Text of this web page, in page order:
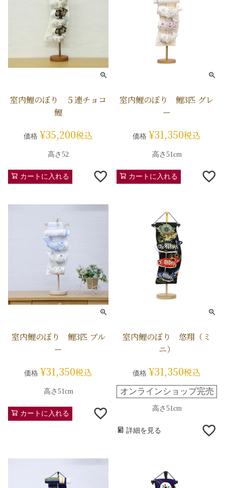
室内鯉のぼり ５連チョコ
鯉
価格 ¥35,200税込
高さ52
カートに入れる
室内鯉のぼり 鯉3匹 グレ
ー
価格 ¥31,350税込
高さ51cm
カートに入れる
室内鯉のぼり 鯉3匹 ブル
ー
価格 ¥31,350税込
高さ51cm
カートに入れる
室内鯉のぼり 悠翔（ミ
ニ）
価格 ¥31,350税込
オンラインショップ完売
高さ51cm
詳細を見る